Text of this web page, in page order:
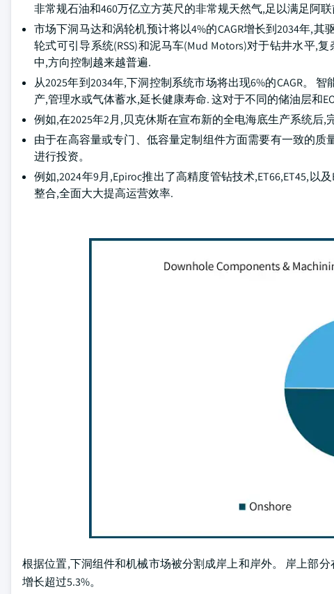
非常规石油和460万亿立方英尺的非常规天然气,足以满足阿联
市场下洞马达和涡轮机预计将以4%的CAGR增长到2034年,
轮式可引导系统(RSS)和泥马车(Mud Motors)对于钻井水平,
中,方向控制越来越普遍.
从2025年到2034年,下洞控制系统市场将出现6%的CAGR。
产,管理水或气体蓄水,延长健康寿命. 这对于不同的储油层和
例如,在2025年2月,贝克休斯在宣布新的全电海底生产系统
由于在高容量或专门、低容量定制组件方面需要有一致的
进行投资。
例如,2024年9月,Epiroc推出了高精度管钻技术,ET66,ET45,
整合,全面大大提高运营效率.
根据位置,下洞组件和机械市场被分割成岸上和岸外。 岸上部分
增长超过5.3%。